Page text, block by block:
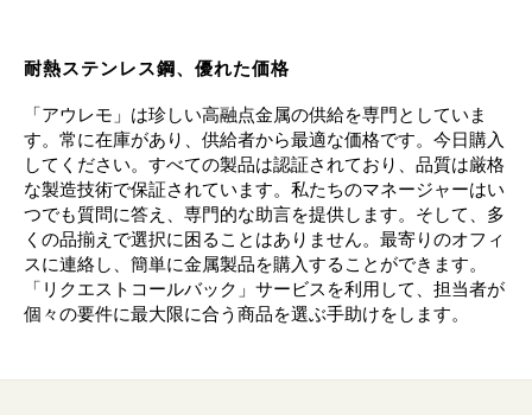
耐熱ステンレス鋼、優れた価格
「アウレモ」は珍しい高融点金属の供給を専門としていま
す。常に在庫があり、供給者から最適な価格です。今日購入
してください。すべての製品は認証されており、品質は厳格
な製造技術で保証されています。私たちのマネージャーはい
つでも質問に答え、専門的な助言を提供します。そして、多
くの品揃えで選択に困ることはありません。最寄りのオフィ
スに連絡し、簡単に金属製品を購入することができます。
「リクエストコールバック」サービスを利用して、担当者が
個々の要件に最大限に合う商品を選ぶ手助けをします。